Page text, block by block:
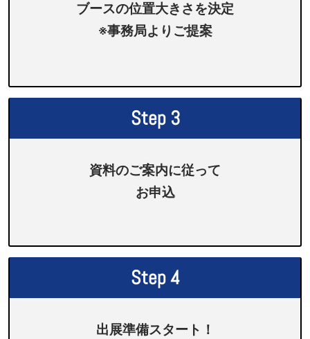
ブースの位置大きさを決定
※事務局よりご提案
Step 3
資料のご案内に従って
お申込
Step 4
出展準備スタート！